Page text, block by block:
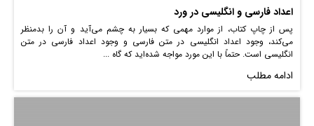
اعداد فارسی و انگلیسی در ورد
پس از چاپ کتاب، از موارد مهمی که بسیار به چشم می‌آید و آن را بدمنظر
می‌کند، وجود اعداد انگلیسی در متن فارسی و وجود اعداد فارسی در متن
انگلیسی است. حتماً با این مورد مواجه شده‌اید که گاه ...
ادامه مطلب